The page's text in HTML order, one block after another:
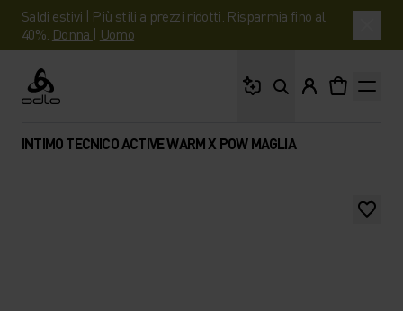
Saldi estivi | Più stili a prezzi ridotti. Risparmia fino al
40%. Donna | Uomo
Odlo
INTIMO TECNICO ACTIVE WARM X POW MAGLIA